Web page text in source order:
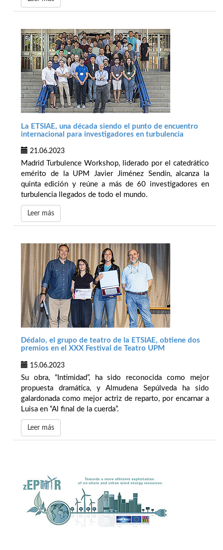
La ETSIAE, una década siendo el punto de encuentro
internacional para investigadores en turbulencia
21.06.2023
Madrid Turbulence Workshop, liderado por el catedrático
emérito de la UPM Javier Jiménez Sendín, alcanza la
quinta edición y reúne a más de 60 investigadores en
turbulencia llegados de todo el mundo.
Leer más
Dédalo, el grupo de teatro de la ETSIAE, obtiene dos
premios en el XXX Festival de Teatro UPM
15.06.2023
Su obra, “Intimidad”, ha sido reconocida como mejor
propuesta dramática, y Almudena Sepúlveda ha sido
galardonada como mejor actriz de reparto, por encarnar a
Luisa en “Al final de la cuerda”.
Leer más